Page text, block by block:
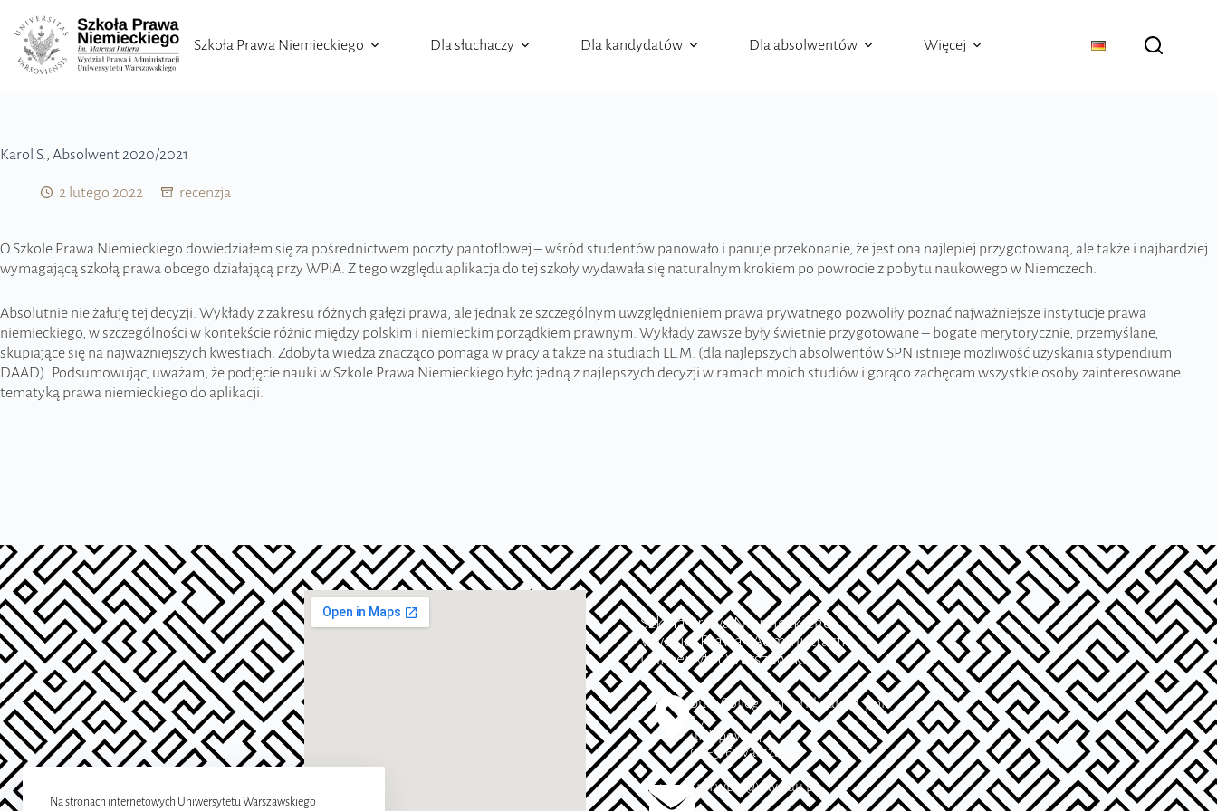
Na stronach internetowych Uniwersytetu Warszawskiego
Szkoła Prawa Niemieckiego Dla słuchaczy Dla kandydatów Dla absolwentów Więcej
Karol S., Absolwent 2020/2021
2 lutego 2022 recenzja
O Szkole Prawa Niemieckiego dowiedziałem się za pośrednictwem poczty pantoflowej – wśród studentów panowało i panuje przekonanie, że jest ona najlepiej przygotowaną, ale także i najbardziej
wymagającą szkołą prawa obcego działającą przy WPiA. Z tego względu aplikacja do tej szkoły wydawała się naturalnym krokiem po powrocie z pobytu naukowego w Niemczech.
Absolutnie nie żałuję tej decyzji. Wykłady z zakresu różnych gałęzi prawa, ale jednak ze szczególnym uwzględnieniem prawa prywatnego pozwoliły poznać najważniejsze instytucje prawa
niemieckiego, w szczególności w kontekście różnic między polskim i niemieckim porządkiem prawnym. Wykłady zawsze były świetnie przygotowane – bogate merytorycznie, przemyślane,
skupiające się na najważniejszych kwestiach. Zdobyta wiedza znacząco pomaga w pracy a także na studiach LL.M. (dla najlepszych absolwentów SPN istnieje możliwość uzyskania stypendium
DAAD). Podsumowując, uważam, że podjęcie nauki w Szkole Prawa Niemieckiego było jedną z najlepszych decyzji w ramach moich studiów i gorąco zachęcam wszystkie osoby zainteresowane
tematyką prawa niemieckiego do aplikacji.
Szkoła Prawa Niemieckiego
Wydział Prawa i Administracji
Uniwersytet Warszawski
bud. Collegium Iuridicum II, pok.
3.7
ul. Lipowa 4
00-316 Warszawa
spn.wpia@uw.edu.pl